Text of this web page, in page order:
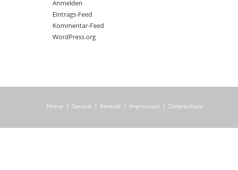
Anmelden
Eintrags-Feed
Kommentar-Feed
WordPress.org
Home Service Kontakt Impressum Datenschutz